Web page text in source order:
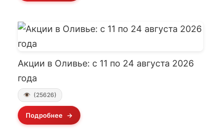
Акции в Оливье: с 11 по 24 августа 2026
года
(25626)
Подробнее